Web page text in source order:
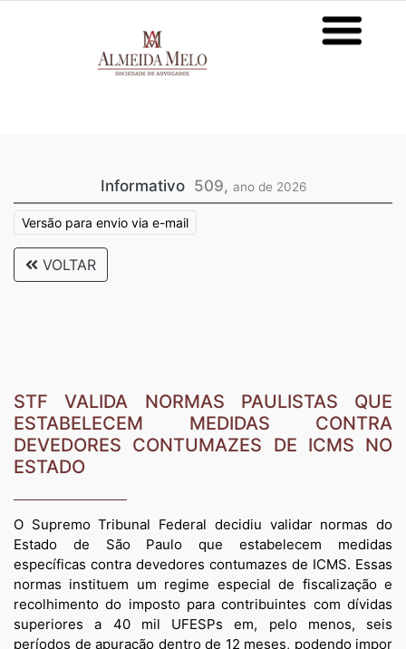
Informativo509, ano de 2026
Versão para envio via e-mail
VOLTAR
STF VALIDA NORMAS PAULISTAS QUE
ESTABELECEM MEDIDAS CONTRA
DEVEDORES CONTUMAZES DE ICMS NO
ESTADO
O Supremo Tribunal Federal decidiu validar normas do
Estado de São Paulo que estabelecem medidas
específicas contra devedores contumazes de ICMS. Essas
normas instituem um regime especial de fiscalização e
recolhimento do imposto para contribuintes com dívidas
superiores a 40 mil UFESPs em, pelo menos, seis
períodos de apuração dentro de 12 meses, podendo impor